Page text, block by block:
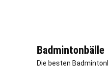
Badmintonbälle
Die besten